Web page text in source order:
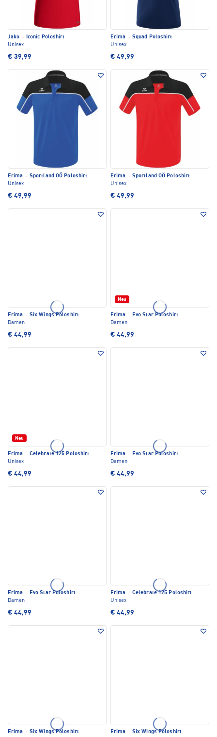
Jako · Iconic Poloshirt
Unisex
€ 39,99
Erima · Squad Poloshirt
Unisex
€ 49,99
Erima · Sportland OÖ Poloshirt
Unisex
€ 49,99
Erima · Sportland OÖ Poloshirt
Unisex
€ 49,99
Erima · Six Wings Poloshirt
Damen
€ 44,99
Neu
Erima · Evo Star Poloshirt
Damen
€ 44,99
Neu
Erima · Celebrate 125 Poloshirt
Unisex
€ 44,99
Erima · Evo Star Poloshirt
Damen
€ 44,99
Erima · Evo Star Poloshirt
Damen
€ 44,99
Erima · Celebrate 125 Poloshirt
Unisex
€ 44,99
Erima · Six Wings Poloshirt Erima · Six Wings Poloshirt